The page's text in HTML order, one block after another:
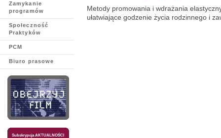
Zamykanie
programów
Społeczność
Praktyków
PCM
Biuro prasowe
Subskrypcja AKTUALNOŚCI
Metody promowania i wdrażania
ułatwiające godzenie życia rodzinnego i